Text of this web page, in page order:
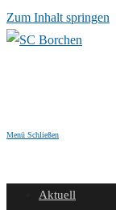
Zum Inhalt springen
Menü Schließen
Aktuell